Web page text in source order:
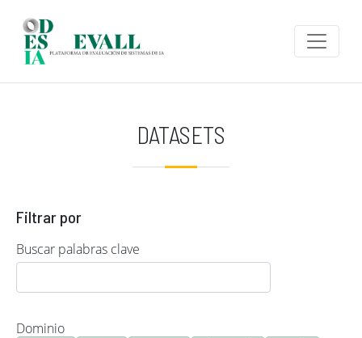
DATASETS
Filtrar por
Buscar palabras clave
Dominio